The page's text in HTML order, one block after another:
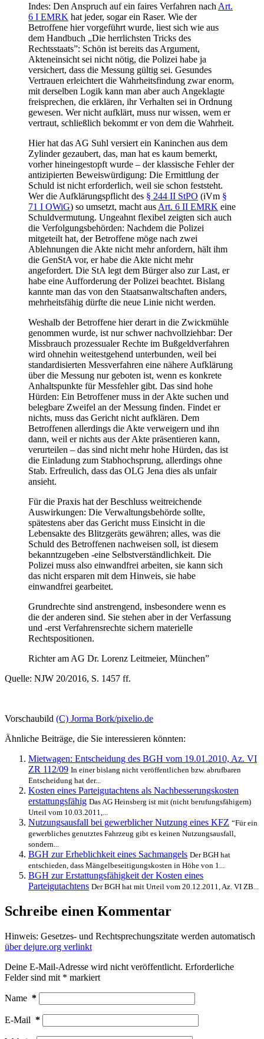
Indes: Den Anspruch auf ein faires Verfahren nach Art.
6 I EMRK hat jeder, sogar ein Raser. Wie der
Betroffene hier vorgeführt wurde, liest sich wie aus
dem Handbuch „Die herrlichsten Tricks des
Rechtsstaats”: Schön ist bereits das Argument,
Akteneinsicht sei nicht nötig, die Polizei habe ja
versichert, dass die Messung gültig sei. Gesundes
Vertrauen erleichtert die Wahrheitsfindung zwar enorm,
mit derselben Logik kann man aber auch Angeklagte
freisprechen, die erklären, ihr Verhalten sei in Ordnung
gewesen. Wer nicht aufklärt, muss nur wissen, wem er
vertraut, schließlich bekommt er von dem die Wahrheit.
Hier hat das AG Suhl versiert ein Kaninchen aus dem
Zylinder gezaubert, das, man hat es kaum bemerkt,
vorher hineingestopft wurde – der klassische Fehler der
antizipierten Beweiswürdigung: Die Ermittlung der
Schuld ist nicht erforderlich, weil sie schon feststeht.
Wer die Aufklärungspflicht des § 244 II StPO (iVm §
71 I OWiG) so umsetzt, macht aus Art. 6 II EMRK eine
Schuldvermutung. Ungeahnt flexibel zeigten sich auch
die Verfolgungsbehörden: Nachdem die Polizei
mitgeteilt hat, der Betroffene möge nach zwei
Ablehnungen die Akte nicht mehr anfordern, hält ihm
die GenStA vor, er habe die Akte nicht mehr
angefordert. Die StA legt dem Bürger also zur Last, er
habe eine Aufforderung der Polizei beachtet. Bislang
kannte man das von den Staatsanwaltschaften anders,
mehrheitsfähig dürfte die neue Linie nicht werden.
Weshalb der Betroffene hier derart in die Zwickmühle
genommen wurde, ist nur schwer nachvollziehbar: Der
Missbrauch prozessualer Rechte im Bußgeldverfahren
wird ohnehin weitestgehend unterbunden, weil bei
standardisierten Messverfahren eine nähere Aufklärung
über die Messung nur geboten ist, wenn es konkrete
Anhaltspunkte für Messfehler gibt. Das sind hohe
Hürden: Ein Betroffener muss in der Akte suchen und
belegbare Zweifel an der Messung finden. Findet er
nichts, muss das Gericht nicht aufklären. Dem
Betroffenen allerdings die Akte verweigern und ihn
dann, weil er nichts aus der Akte präsentieren kann,
verurteilen – das sind nicht mehr hohe Hürden, das ist
die Einladung zum Stabhochsprung, allerdings ohne
Stab. Erfreulich, dass das OLG Jena dies als unfair
ansieht.
Für die Praxis hat der Beschluss weitreichende
Auswirkungen: Die Verwaltungsbehörde sollte,
spätestens aber das Gericht muss Einsicht in die
Lebensakte des Blitzgeräts gewähren; alles, was die
Schuld des Betroffenen nachweisen soll, ist diesem
bekanntzugeben -eine Selbstverständlichkeit. Die
Polizei muss also einwandfrei arbeiten, sie kann sich
das nicht ersparen mit dem Hinweis, sie habe
einwandfrei gearbeitet.
Grundrechte sind anstrengend, insbesondere wenn es
die der anderen sind. Sie stehen aber in der Verfassung
und -erst Verfahrensrechte sichern materielle
Rechtspositionen.
Richter am AG Dr. Lorenz Leitmeier, München”
Quelle: NJW 20/2016, S. 1457 ff.
Vorschaubild (C) Jorma Bork/pixelio.de
Ähnliche Beiträge, die Sie interessieren könnten:
Mietwagen: Entscheidung des BGH vom 19.01.2010, Az. VI
ZR 112/09 In einer bislang nicht veröffentlichen bzw. abrufbaren
Entscheidung hat der...
Kosten eines Parteigutachtens als Nachbesserungskosten
erstattungsfähig Das AG Heinsberg ist mit (nicht berufungsfähigem)
Urteil vom 10.03.2011,...
Nutzungsausfall bei gewerblicher Nutzung eines KFZ “Für ein
gewerbliches genutztes Fahrzeug gibt es keinen Nutzungsausfall,
sondern...
BGH zur Erheblichkeit eines Sachmangels Der BGH hat
entschieden, dass Mängelbeseitigungskosten in Höhe von 1...
BGH zur Erstattungsfähigkeit der Kosten eines
Parteigutachtens Der BGH hat mit Urteil vom 20.12.2011, Az. VI ZB...
Schreibe einen Kommentar
Hinweis: Gesetzes- und Rechtsprechungszitate werden automatisch
über dejure.org verlinkt
Deine E-Mail-Adresse wird nicht veröffentlicht. Erforderliche
Felder sind mit * markiert
Name *
E-Mail *